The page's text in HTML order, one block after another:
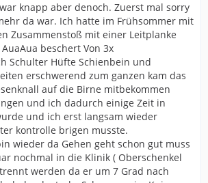
knapp aber denoch. Zuerst mal sorry
da war. Ich hatte im Frühsommer mit
Zusammenstoß mit einer Leitplanke
beschert Von 3x
Schulter Hüfte Schienbein und
erschwerend zum ganzen kam das
auf die Birne mitbekommen
und ich dadurch einige Zeit in
und ich erst langsam wieder
kontrolle brigen musste.
wieder da Gehen geht schon gut muss
nochmal in die Klinik ( Oberschenkel
werden da er um 7 Grad nach